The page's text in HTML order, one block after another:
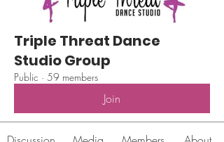
Triple Threat Dance
Studio Group
Public · 59 members
Join